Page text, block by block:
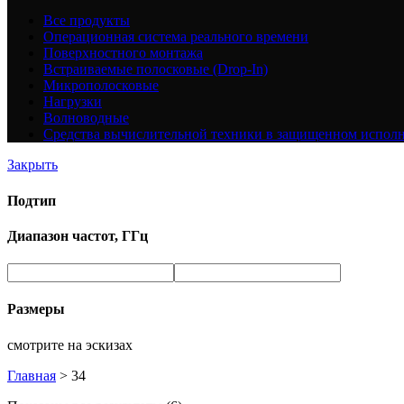
Все продукты
Операционная система реального времени
Поверхностного монтажа
Встраиваемые полосковые (Drop-In)
Микрополосковые
Нагрузки
Волноводные
Средства вычислительной техники в защищенном
Закрыть
Подтип
Диапазон частот, ГГц
Размеры
смотрите на эскизах
Главная > 34